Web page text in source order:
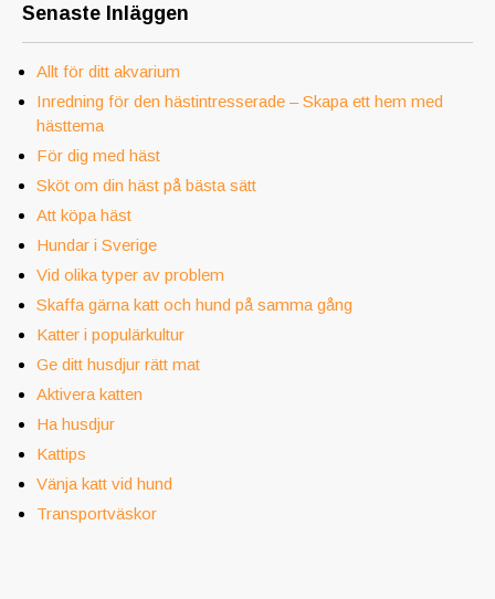
Senaste Inläggen
Allt för ditt akvarium
Inredning för den hästintresserade – Skapa ett hem med
hästtema
För dig med häst
Sköt om din häst på bästa sätt
Att köpa häst
Hundar i Sverige
Vid olika typer av problem
Skaffa gärna katt och hund på samma gång
Katter i populärkultur
Ge ditt husdjur rätt mat
Aktivera katten
Ha husdjur
Kattips
Vänja katt vid hund
Transportväskor